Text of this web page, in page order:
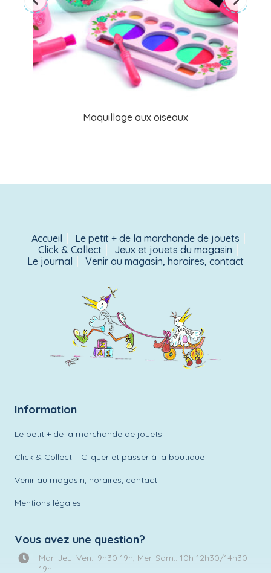
Maquillage aux oiseaux
Accueil
Le petit + de la marchande de jouets
Click & Collect
Jeux et jouets du magasin
Le journal
Venir au magasin, horaires, contact
Information
Le petit + de la marchande de jouets
Click & Collect – Cliquer et passer à la boutique
Venir au magasin, horaires, contact
Mentions légales
Vous avez une question?
Mar. Jeu. Ven.: 9h30-19h, Mer. Sam.: 10h-12h30/14h30-
19h